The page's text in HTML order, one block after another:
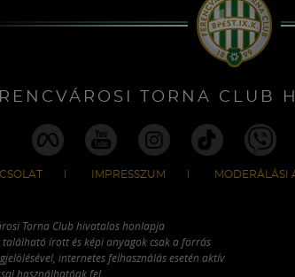
TORNA CLUB
IMPRESSZUM MODERÁLÁSI
Torna Club hivatalos honlapja
található írott és képi anyagok csak a forrás
internetes felhasználás esetén aktív
használhatóak fel.